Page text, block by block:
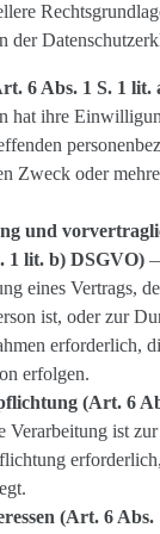
der
6 Abs. 1 S. 1 lit.
hat ihre
Zweck oder
und
1 lit. b) DSGVO)
eines Ver­trags,
ist, oder zur
erfor­der­lich,
erfol­gen.
(Art. 6
ist
(Art. 6 Abs.